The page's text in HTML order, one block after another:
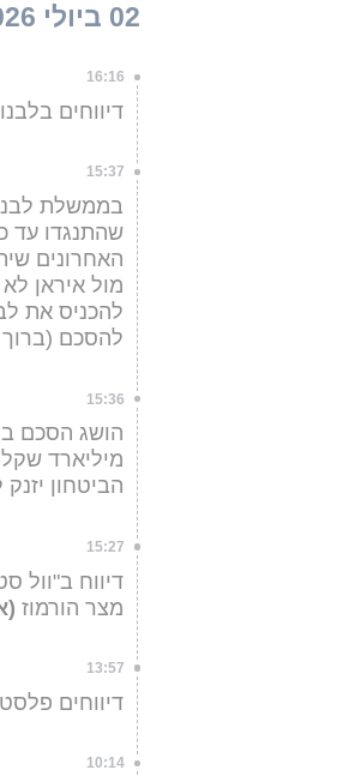
02 ביולי 2026
16:16
דיווחים
15:37
בממשלת
שהתנגדו עד
האחרונים
מול איראן
להכניס את
להסכם (ברוך
15:36
הביטחון יזנק ל-159
15:27
דיווח ב"וול
מצר הורמוז
13:57
דיווחים
10:14